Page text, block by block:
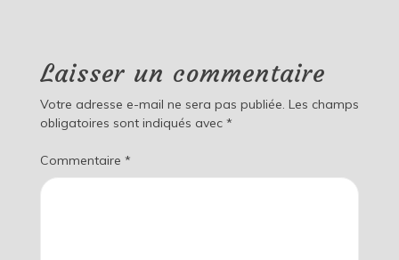
Laisser un commentaire
Votre adresse e-mail ne sera pas publiée. Les champs
obligatoires sont indiqués avec *
Commentaire *